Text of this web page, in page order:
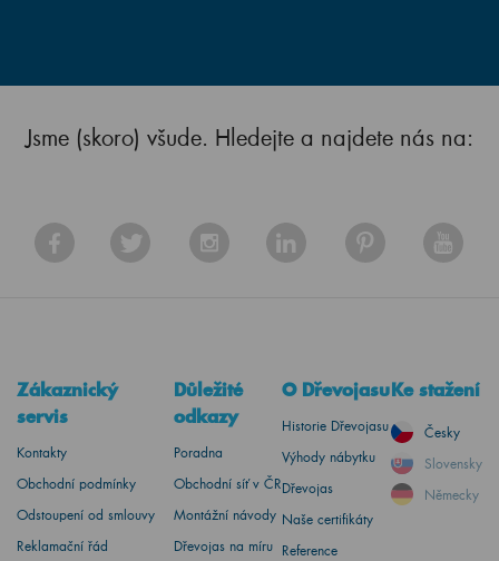
Jsme (skoro) všude. Hledejte a najdete nás na:
Zákaznický
servis
Kontakty
Obchodní podmínky
Odstoupení od smlouvy
Reklamační řád
Důležité
odkazy
Poradna
Obchodní síť v ČR
Montážní návody
Dřevojas na míru
O Dřevojasu
Historie Dřevojasu
Výhody nábytku
Dřevojas
Naše certifikáty
Reference
Ke stažení
Česky
Slovensky
Německy